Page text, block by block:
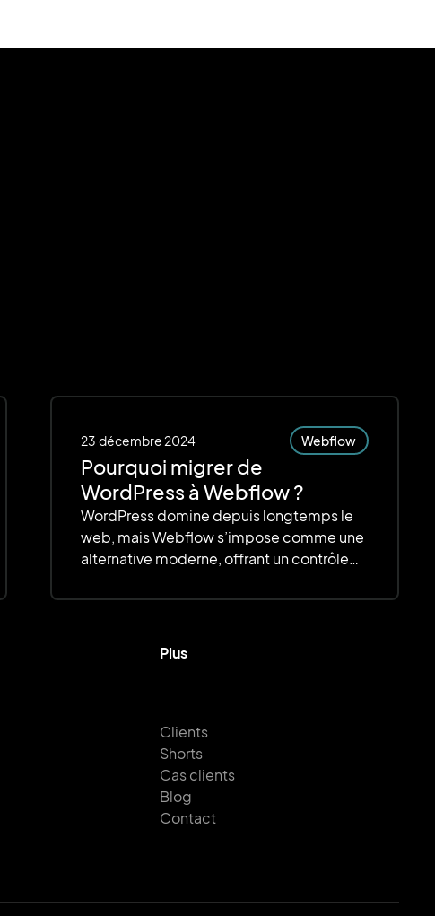
23 décembre 2024 Webflow
Pourquoi migrer de
WordPress à Webflow ?
WordPress domine depuis longtemps le
web, mais Webflow s’impose comme une
alternative moderne, offrant un contrôle
optimisées et une gestion simplifiée.
Plus
Clients
Shorts
Cas clients
Blog
Contact